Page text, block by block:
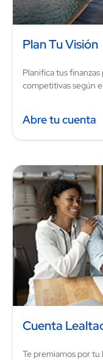
Plan Tu Visión
Planifica tus
competitivas según
Abre tu cuenta
Image
Cuenta
Te premiamos por tu